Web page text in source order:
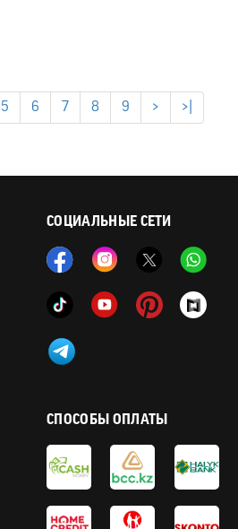
5 6 7 8 9 > >|
СОЦИАЛЬНЫЕ СЕТИ
СПОСОБЫ ОПЛАТЫ